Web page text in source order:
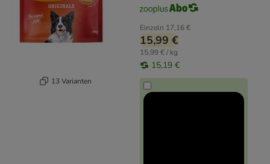
13 Varianten
Einzeln 17,16 €
15,99 €
15,99 € / kg
15,19 €